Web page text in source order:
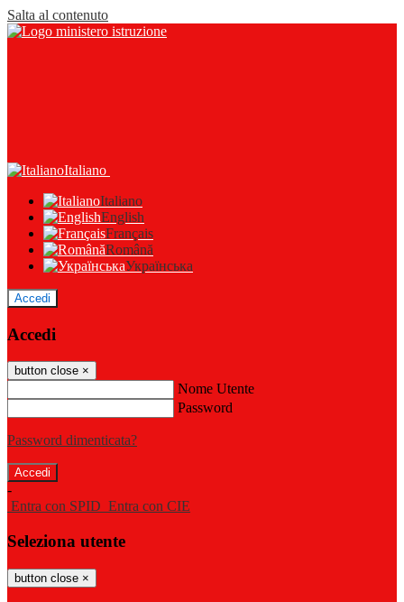
Salta al contenuto
Italiano
Italiano
English
Français
Română
Українська
Accedi
Accedi
button close ×
Nome Utente
Password
Password dimenticata?
-
Entra con SPID Entra con CIE
Seleziona utente
button close ×